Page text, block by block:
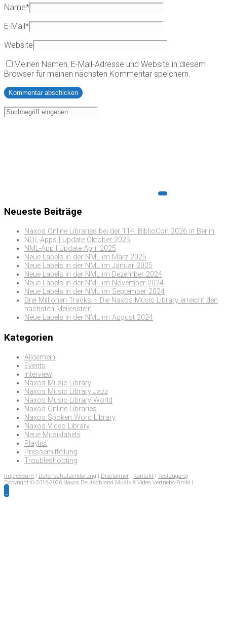
Name*
E-Mail*
Website
Meinen Namen, E-Mail-Adresse und Website in diesem
Browser für meinen nächsten Kommentar speichern.
Neueste Beiträge
Naxos Online Libraries bei der 114. BiblioCon 2026 in Berlin
NOL-Apps | Update Oktober 2025
NML-App | Update April 2025
Neue Labels in der NML im März 2025
Neue Labels in der NML im Januar 2025
Neue Labels in der NML im Dezember 2024
Neue Labels in der NML im November 2024
Neue Labels in der NML im September 2024
Drei Millionen Tracks – Die Naxos Music Library erreicht den
nächsten Meilenstein
Neue Labels in der NML im August 2024
Kategorien
Allgemein
Events
Interview
Naxos Music Library
Naxos Music Library Jazz
Naxos Music Library World
Naxos Online Libraries
Naxos Spoken Word Library
Naxos Video Library
Neue Musiklabels
Playlist
Pressemitteilung
Troubleshooting
Impressum | Datenschutzerklärung | Disclaimer | Kontakt | Testzugang
Copyright © 2016-2026 Naxos Deutschland Musik & Video Vertriebs-GmbH